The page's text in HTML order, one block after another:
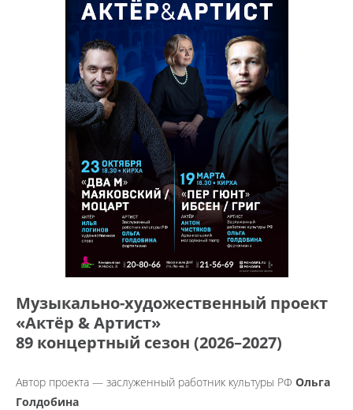
Музыкально-художественный проект
«Актёр & Артист»
89 концертный сезон (2026–2027)
Автор проекта — заслуженный работник культуры РФ Ольга
Голдобина